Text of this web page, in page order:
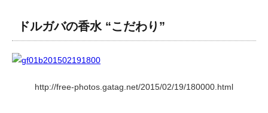
ドルガバの香水 “こだわり”
http://free-photos.gatag.net/2015/02/19/180000.html